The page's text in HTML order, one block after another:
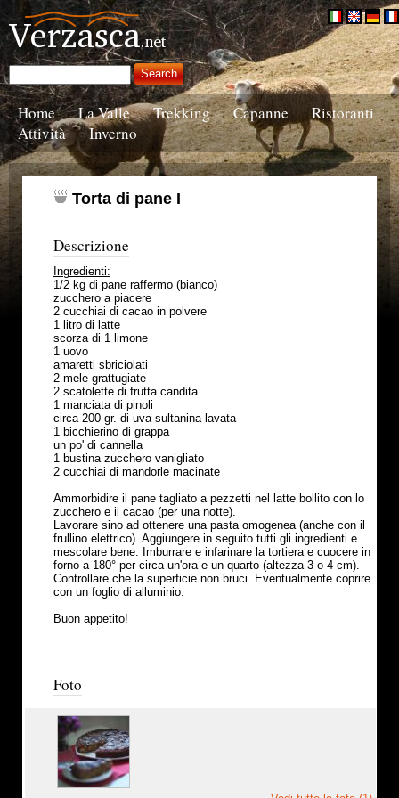
Home La Valle Trekking Capanne
Ristoranti
Attività
Inverno
Torta di pane I
Descrizione
Ingredienti:
1/2 kg di pane raffermo (bianco)
zucchero a piacere
2 cucchiai di cacao in polvere
1 litro di latte
scorza di 1 limone
1 uovo
amaretti sbriciolati
2 mele grattugiate
2 scatolette di frutta candita
1 manciata di pinoli
circa 200 gr. di uva sultanina lavata
1 bicchierino di grappa
un po' di cannella
1 bustina zucchero vanigliato
2 cucchiai di mandorle macinate
Ammorbidire il pane tagliato a pezzetti nel latte bollito con lo
zucchero e il cacao (per una notte).
Lavorare sino ad ottenere una pasta omogenea (anche con il
frullino elettrico). Aggiungere in seguito tutti gli ingredienti e
mescolare bene. Imburrare e infarinare la tortiera e cuocere in
forno a 180° per circa un'ora e un quarto (altezza 3 o 4 cm).
Controllare che la superficie non bruci. Eventualmente coprire
con un foglio di alluminio.
Buon appetito!
Foto